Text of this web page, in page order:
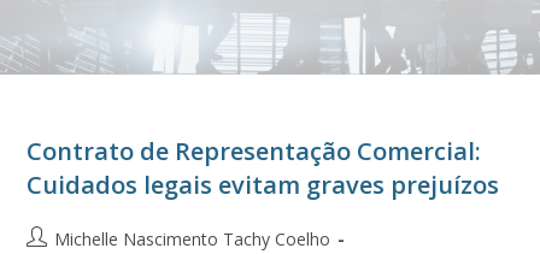
Contrato de Representação Comercial:
Cuidados legais evitam graves prejuízos
Michelle Nascimento Tachy Coelho